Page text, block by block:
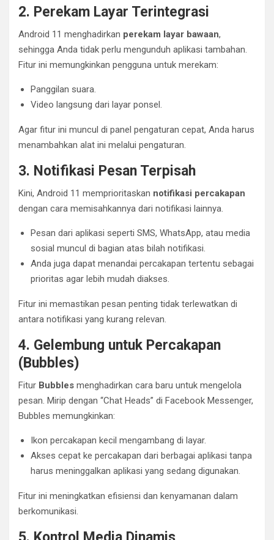
2. Perekam Layar Terintegrasi
Android 11 menghadirkan perekam layar bawaan,
sehingga Anda tidak perlu mengunduh aplikasi tambahan.
Fitur ini memungkinkan pengguna untuk merekam:
Panggilan suara.
Video langsung dari layar ponsel.
Agar fitur ini muncul di panel pengaturan cepat, Anda harus
menambahkan alat ini melalui pengaturan.
3. Notifikasi Pesan Terpisah
Kini, Android 11 memprioritaskan notifikasi percakapan
dengan cara memisahkannya dari notifikasi lainnya.
Pesan dari aplikasi seperti SMS, WhatsApp, atau media
sosial muncul di bagian atas bilah notifikasi.
Anda juga dapat menandai percakapan tertentu sebagai
prioritas agar lebih mudah diakses.
Fitur ini memastikan pesan penting tidak terlewatkan di
antara notifikasi yang kurang relevan.
4. Gelembung untuk Percakapan
(Bubbles)
Fitur Bubbles menghadirkan cara baru untuk mengelola
pesan. Mirip dengan “Chat Heads” di Facebook Messenger,
Bubbles memungkinkan:
Ikon percakapan kecil mengambang di layar.
Akses cepat ke percakapan dari berbagai aplikasi tanpa
harus meninggalkan aplikasi yang sedang digunakan.
Fitur ini meningkatkan efisiensi dan kenyamanan dalam
berkomunikasi.